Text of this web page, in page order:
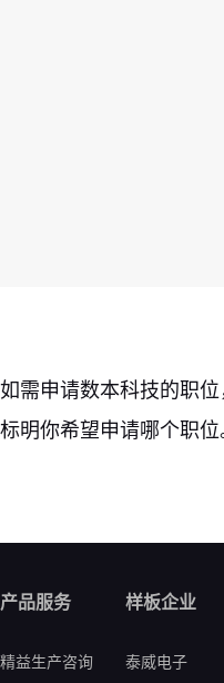
如需申请数本科技的职
标明你希望申请哪个职位
产品服务
精益生产咨询
样板企业
泰威电子